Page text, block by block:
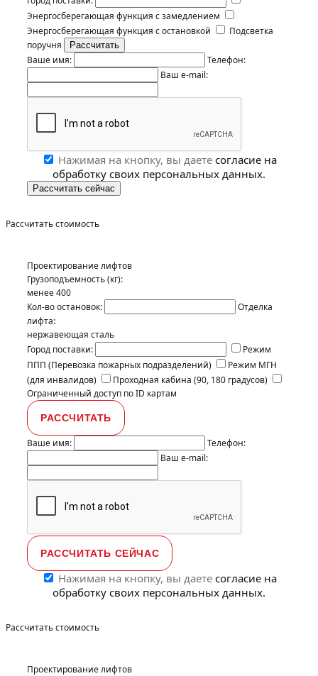
Энергосберегающая функция с замедлением
Энергосберегающая функция с остановкой
Подсветка
поручня
Ваше имя:
Телефон:
Ваш e-mail:
Нажимая на кнопку, вы даете согласие на
обработку своих персональных данных.
Рассчитать стоимость
Проектирование лифтов
Грузоподъемность (кг):
менее 400
Кол-во остановок:
Отделка
лифта:
нержавеющая сталь
Город поставки:
Режим
ППП (Перевозка пожарных подразделений)
Режим МГН
(для инвалидов)
Проходная кабина (90, 180 градусов)
Ограниченный доступ по ID картам
Ваше имя:
Телефон:
Ваш e-mail:
Нажимая на кнопку, вы даете согласие на
обработку своих персональных данных.
Рассчитать стоимость
Проектирование лифтов